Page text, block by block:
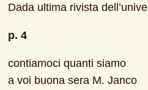
Dada ultima rivista
p. 4
contiamoci quanti siamo
a voi buona sera M. Janco